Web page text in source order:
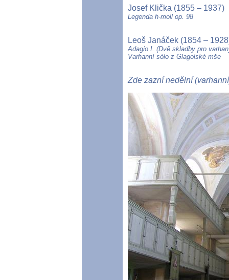
Josef Klička (1855 – 1937)
Legenda h-moll op. 98
Leoš Janáček (1854 –
Adagio I. (Dvě skladby pro
Varhanní sólo z Glagolské mše
Zde zazní nedělní